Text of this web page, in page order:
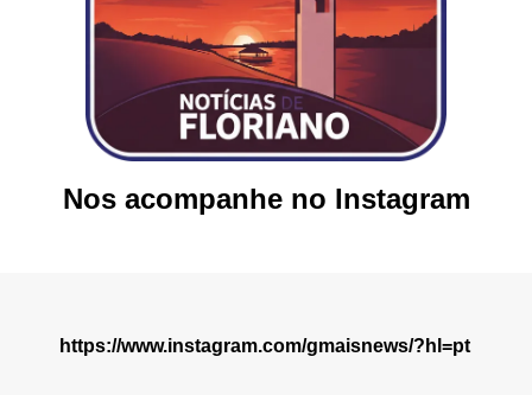
Nos acompanhe no Instagram
https://www.instagram.com/gmaisnews/?hl=pt